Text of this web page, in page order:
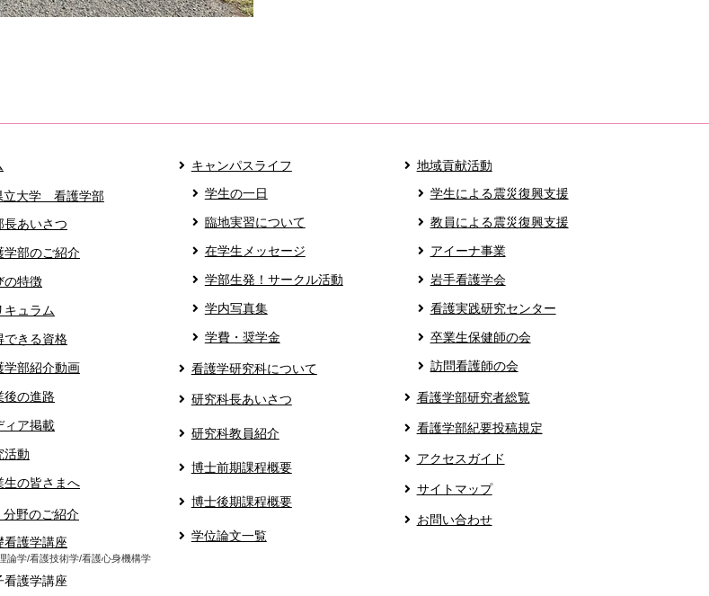
立大学 看護学部
長あいさつ
学部のご紹介
の特徴
キュラム
できる資格
学部紹介動画
後の進路
ィア掲載
活動
生の皆さまへ
分野のご紹介
看護学講座
論学/看護技術学/看護心身機構学
看護学講座
キャンパスライフ
学生の一日
臨地実習について
在学生メッセージ
学部生発！サークル活動
学内写真集
学費・奨学金
看護学研究科について
研究科長あいさつ
研究科教員紹介
博士前期課程概要
博士後期課程概要
学位論文一覧
地域貢献活動
学生による震災復興支援
教員による震災復興支援
アイーナ事業
岩手看護学会
看護実践研究センター
卒業生保健師の会
訪問看護師の会
看護学部研究者総覧
看護学部紀要投稿規定
アクセスガイド
サイトマップ
お問い合わせ